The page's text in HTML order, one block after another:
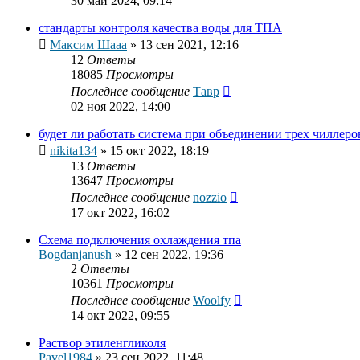
стандарты контроля качества воды для ТПА
Максим Шааа » 13 сен 2021, 12:16
12 Ответы
18085 Просмотры
Последнее сообщение Тавр
02 ноя 2022, 14:00
будет ли работать система при объединении трех
nikita134 » 15 окт 2022, 18:19
13 Ответы
13647 Просмотры
Последнее сообщение nozzio
17 окт 2022, 16:02
Схема подключения охлаждения тпа
Bogdanjanush » 12 сен 2022, 19:36
2 Ответы
10361 Просмотры
Последнее сообщение Woolfy
14 окт 2022, 09:55
Раствор этиленгликоля